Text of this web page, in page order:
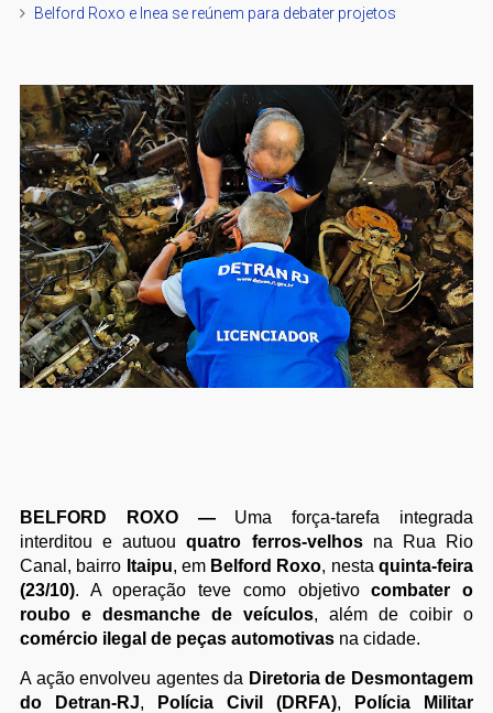
Belford Roxo e Inea se reúnem para debater projetos
BELFORD ROXO —Uma força-tarefa integrada
interditou e autuouquatro ferros-velhosna Rua Rio
Canal, bairro Itaipu, em Belford Roxo, nestaquinta-feira
(23/10). A operação teve como objetivocombater o
roubo e desmanche de veículos, além de coibir o
comércio ilegal de peças automotivasna cidade.
A ação envolveu agentes da Diretoria de Desmontagem
do Detran-RJ, Polícia Civil (DRFA),
Polícia Militar